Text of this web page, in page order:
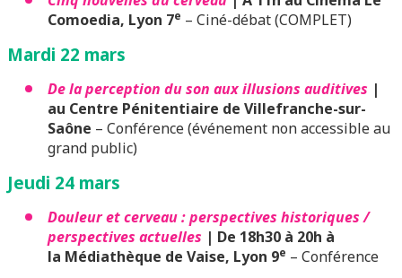
Comoedia, Lyon 7e – Ciné-débat (COMPLET)
Mardi 22 mars
De la perception du son aux illusions auditives |
au Centre Pénitentiaire de Villefranche-sur-
Saône – Conférence (événement non accessible au
grand public)
Jeudi 24 mars
Douleur et cerveau : perspectives historiques /
perspectives actuelles | De 18h30 à 20h à
la Médiathèque de Vaise, Lyon 9e – Conférence